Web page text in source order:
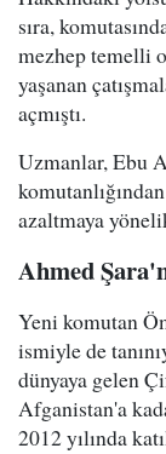
sıra,
mezhep temelli
yaşanan
açmıştı.
Uzmanlar, Ebu
azaltmaya
Ahmed
Yeni komutan
ismiyle de
dünyaya gelen
Afganistan'a
2012 yılında